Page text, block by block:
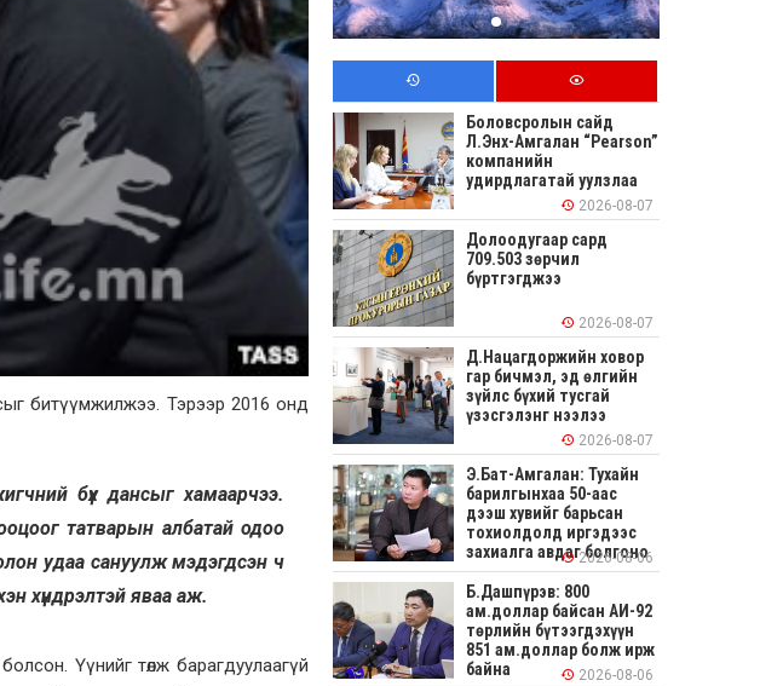
битүүмжилжээ. Тэрээр 2016 онд
бүх дансыг хамаарчээ.
татварын албатай одоо
удаа сануулж мэдэгдсэн ч
хүндрэлтэй яваа аж.
болсон. Үүнийг төлж барагдуулаагүй
Боловсролын сайд
Л.Энх-Амгалан “Pearson”
компанийн
удирдлагатай уулзлаа
2026-08-07
Долоодугаар сард
709.503 зөрчил
бүртгэгджээ
2026-08-07
Д.Нацагдоржийн ховор
гар бичмэл, эд өлгийн
зүйлс бүхий тусгай
үзэсгэлэнг нээлээ
2026-08-07
Э.Бат-Амгалан: Тухайн
барилгынхаа 50-аас
дээш хувийг барьсан
тохиолдолд иргэдээс
захиалга авдаг болгоно
2026-08-06
Б.Дашпүрэв: 800
ам.доллар байсан АИ-92
төрлийн бүтээгдэхүүн
851 ам.доллар болж ирж
байна
2026-08-06